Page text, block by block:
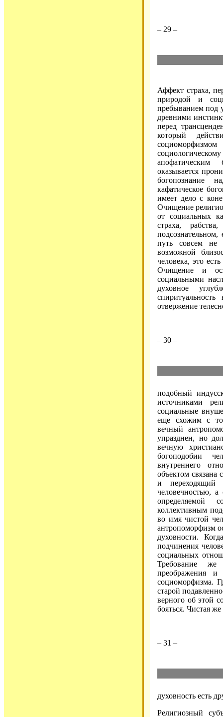
– 29 –
Аффект страха,
природой и
пребыванием под
древними
перед
который
апофатическим
оказывается
богопознание
кафатическое
имеет дело с
Очищение
от социальных
страха,
путь совсем не
возможной
человека, это
Очищение и
социальными
духовное
отвержение
– 30 –
подобный
источниками
социальные
еще схожим с
вечный
упразднен, но
вечную
богоподобии
внутреннего
объектом связана
и переходящий
человечностью,
определяемой
коллективным
во имя чистой
антропоморфизм
духовности.
подчинения
социальных
Требование же
преображения и
социоморфизма.
старой
верного об этой
бояться. Чистая
– 31 –
духовность есть
Религиозный